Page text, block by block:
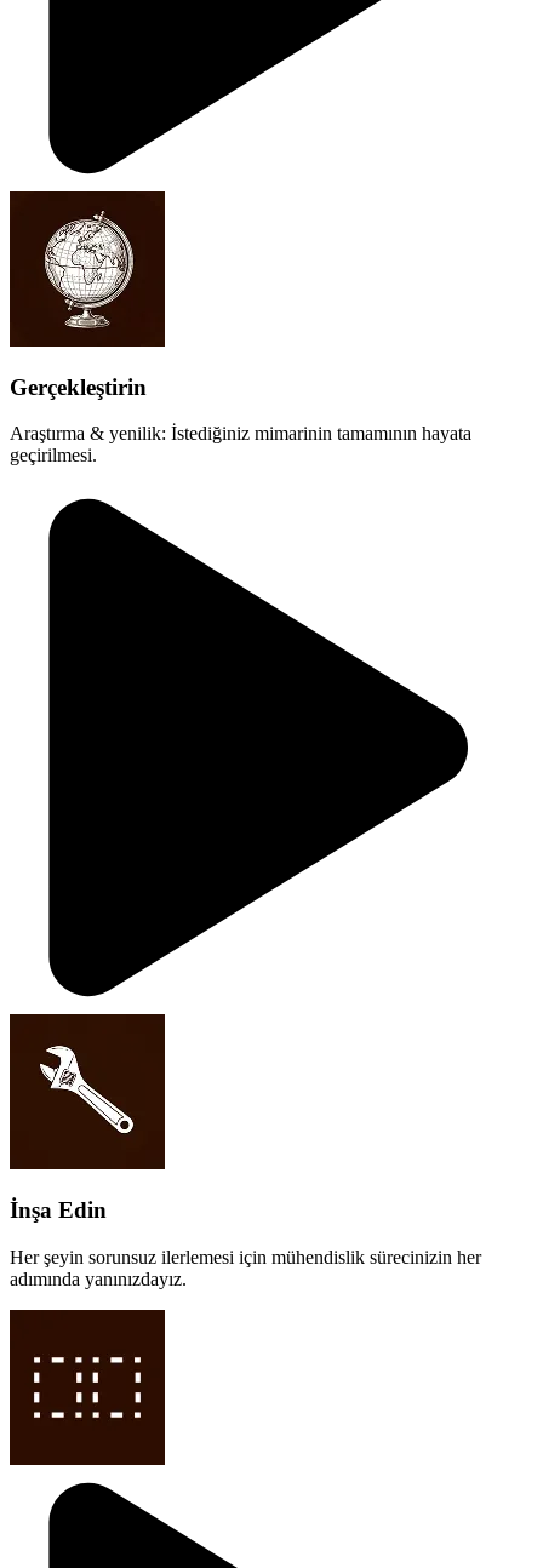
Gerçekleştirin
Araştırma & yenilik: İstediğiniz mimarinin tamamının hayata
geçirilmesi.
İnşa Edin
Her şeyin sorunsuz ilerlemesi için mühendislik sürecinizin her
adımında yanınızdayız.